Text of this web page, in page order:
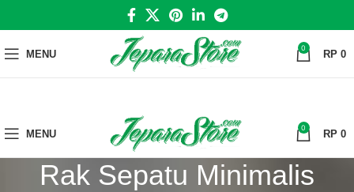
MENU 0 RP 0
MENU 0 RP 0
Rak Sepatu Minimalis